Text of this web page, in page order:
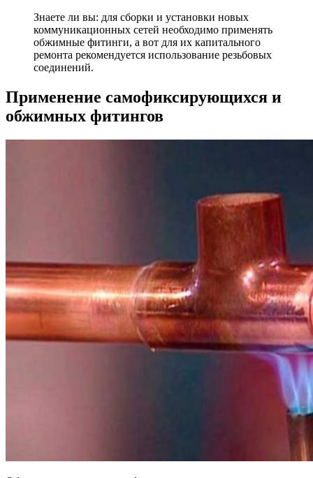
Знаете ли вы: для сборки и установки новых
коммуникационных сетей необходимо применять
обжимные фитинги, а вот для их капитального
ремонта рекомендуется использование резьбовых
соединений.
Применение самофиксирующихся и
обжимных фитингов